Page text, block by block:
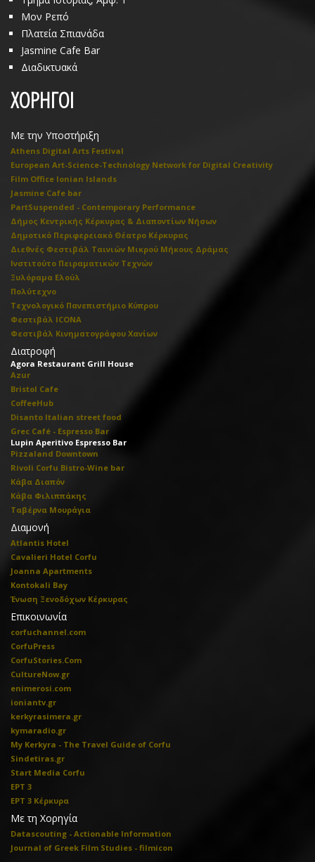
Μον Ρεπό
Πλατεία Σπιανάδα
Jasmine Cafe Bar
Διαδικτυακά
ΧΟΡΗΓΟΙ
Με την Υποστήριξη
Athens Digital Arts Festival
European Art-Science-Technology Network for Digital Creativity
Film Office Ionian Islands
Jasmine Cafe bar
PartSuspended - Contemporary Performance
Δήμος Κεντρικής Κέρκυρας & Διαποντίων Νήσων
Δημοτικό Περιφερειακό Θέατρο Κέρκυρας
Διεθνές Φεστιβάλ Ταινιών Μικρού Μήκους Δράμας
Ινστιτούτο Πειραματικών Τεχνών
Ξυλόραμα Ελούλ
Πολύτεχνο
Τεχνολογικό Πανεπιστήμιο Κύπρου
Φεστιβάλ ICONA
Φεστιβάλ Κινηματογράφου Χανίων
Διατροφή
Agora Restaurant Grill House
Azur
Bristol Cafe
CoffeeHub
Disanto Italian street food
Grec Café - Espresso Bar
Lupin Aperitivo Espresso Bar
Pizzaland Downtown
Rivoli Corfu Bistro-Wine bar
Κάβα Διαπόν
Κάβα Φιλιππάκης
Ταβέρνα Μουράγια
Διαμονή
Atlantis Hotel
Cavalieri Hotel Corfu
Joanna Apartments
Kontokali Bay
Ένωση Ξενοδόχων Κέρκυρας
Επικοινωνία
corfuchannel.com
CorfuPress
CorfuStories.Com
CultureNow.gr
enimerosi.com
ioniantv.gr
kerkyrasimera.gr
kymaradio.gr
My Kerkyra - The Travel Guide of Corfu
Sindetiras.gr
Start Media Corfu
ΕΡΤ 3
ΕΡΤ 3 Κέρκυρα
Με τη Χορηγία
Datascouting - Actionable Information
Journal of Greek Film Studies - filmicon